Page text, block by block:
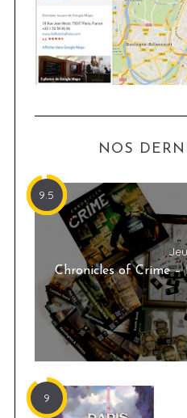
NOS
9.5
Chronicles of Crime –
9